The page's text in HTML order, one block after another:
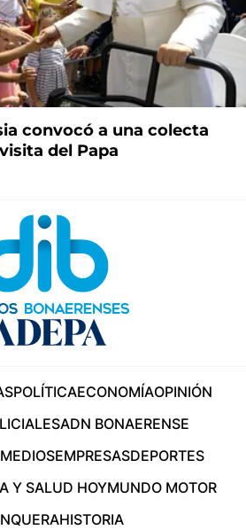
convocó a una colecta
del Papa
POLÍTICAECONOMÍAOPINIÓN
ADN BONAERENSE
MEDIOSEMPRESASDEPORTES
Y SALUD HOYMUNDO MOTOR
HISTORIA